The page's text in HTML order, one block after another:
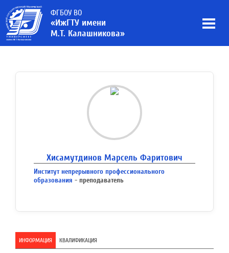
ФГБОУ ВО
«ИжГТУ имени
М.Т. Калашникова»
Хисамутдинов Марсель Фаритович
Институт непрерывного профессионального
образования - преподаватель
ИНФОРМАЦИЯ КВАЛИФИКАЦИЯ